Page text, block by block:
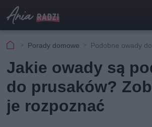
Porady domowe Podobne owady
Jakie owady są
do prusaków?
je rozpoznać